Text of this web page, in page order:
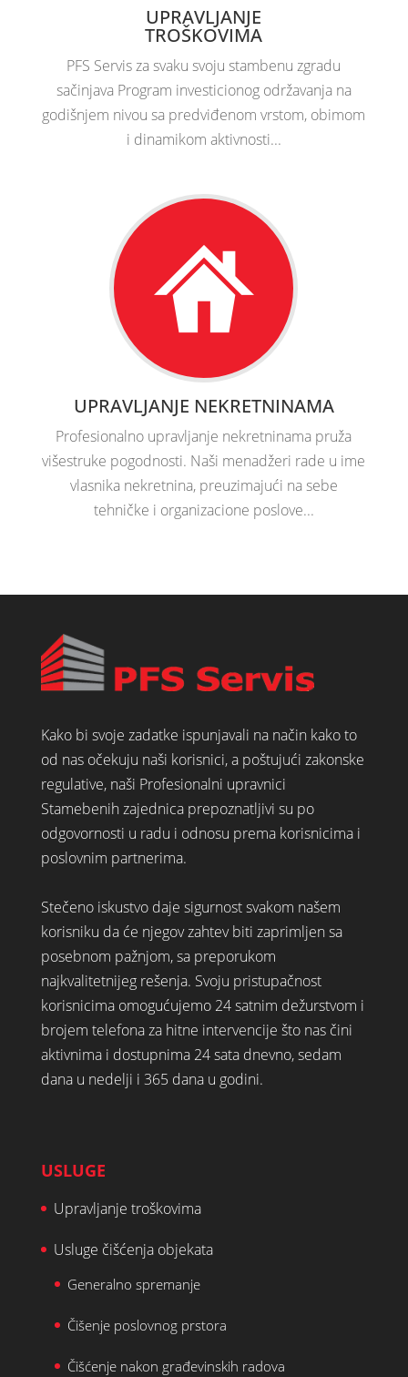
UPRAVLJANJE
TROŠKOVIMA
PFS Servis za svaku svoju stambenu zgradu
sačinjava Program investicionog održavanja na
godišnjem nivou sa predviđenom vrstom, obimom
i dinamikom aktivnosti...
UPRAVLJANJE NEKRETNINAMA
Profesionalno upravljanje nekretninama pruža
višestruke pogodnosti. Naši menadžeri rade u ime
vlasnika nekretnina, preuzimajući na sebe
tehničke i organizacione poslove...
Kako bi svoje zadatke ispunjavali na način kako to
od nas očekuju naši korisnici, a poštujući zakonske
regulative, naši Profesionalni upravnici
Stamebenih zajednica prepoznatljivi su po
odgovornosti u radu i odnosu prema korisnicima i
poslovnim partnerima.
Stečeno iskustvo daje sigurnost svakom našem
korisniku da će njegov zahtev biti zaprimljen sa
posebnom pažnjom, sa preporukom
najkvalitetnijeg rešenja. Svoju pristupačnost
korisnicima omogućujemo 24 satnim dežurstvom i
brojem telefona za hitne intervencije što nas čini
aktivnima i dostupnima 24 sata dnevno, sedam
dana u nedelji i 365 dana u godini.
USLUGE
Upravljanje troškovima
Usluge čišćenja objekata
Generalno spremanje
Čišenje poslovnog prstora
Čišćenje nakon građevinskih radova